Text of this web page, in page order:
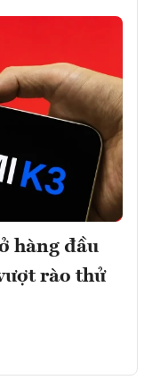
hàng đầu
rào thử